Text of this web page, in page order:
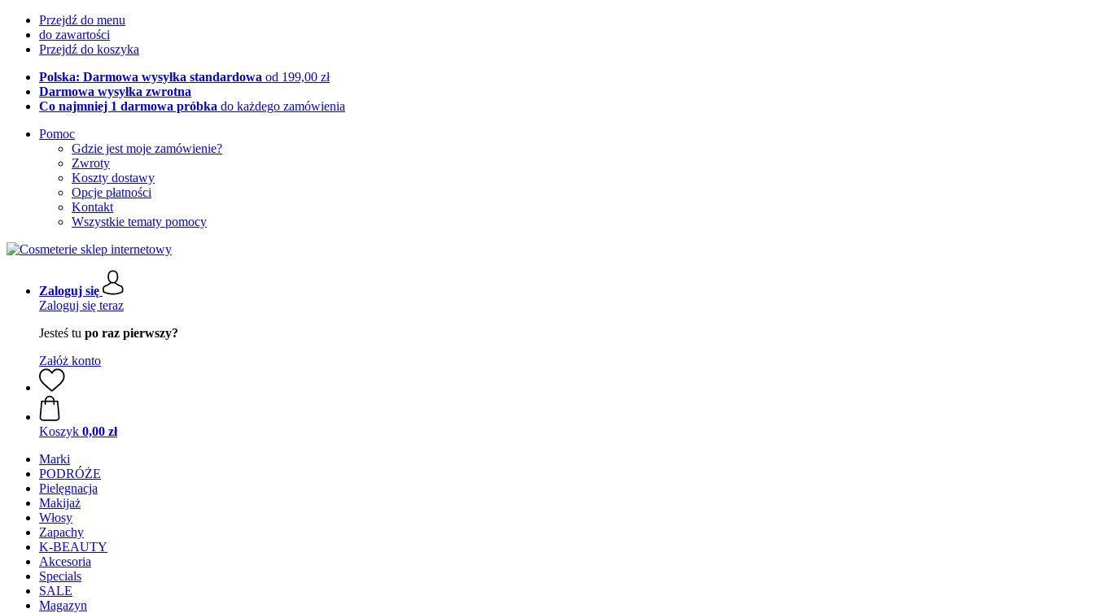
Przejdź do menu
do zawartości
Przejdź do koszyka
Polska: Darmowa wysyłka standardowa od 199,00 zł
Darmowa wysyłka zwrotna
Co najmniej 1 darmowa próbka do każdego zamówienia
Pomoc
Gdzie jest moje zamówienie?
Zwroty
Koszty dostawy
Opcje płatności
Kontakt
Wszystkie tematy pomocy
Zaloguj się
Zaloguj się teraz
Jesteś tu po raz pierwszy?
Załóż konto
Koszyk 0,00 zł
Marki
PODRÓŻE
Pielęgnacja
Makijaż
Włosy
Zapachy
K-BEAUTY
Akcesoria
Specials
SALE
Magazyn